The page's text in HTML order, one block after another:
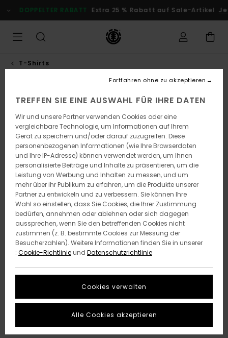
zur
Produktinformation
DOPPELTER RABATT Extra 25 % Rabatt auf Sale-Artikel
T-Shirts
TREFFEN SIE EINE AUSWAHL FÜR IHRE DATEN
Wir und unsere Partner verwenden Cookies oder eine
vergleichbare Technologie, um Informationen auf Ihrem
Gerät zu speichern und/oder darauf zuzugreifen. Diese
personenbezogenen Informationen (wie Ihre Browserdaten
und Ihre IP-Adresse) können verwendet werden, um Ihnen
personalisierte Beiträge und Inhalte zu präsentieren, um die
Leistung von Werbung und Inhalten zu messen, und um
mehr über ihr Publikum zu erfahren, um die Produkte unserer
Partner zu entwickeln und zu verbessern. Sie können Ihre
Wahl so einstellen, dass Sie Cookies, die Ihrer Zustimmung
bedürfen, annehmen oder ablehnen oder sich dagegen
aussprechen, wenn Sie den betreffenden Cookies nicht
zustimmen (z. B. bestimmte Cookies zur Messung der
Besucherzahlen). Weitere Informationen finden Sie in unserer
: Cookie-Richtlinieund Datenschutzrichtlinie
Cookies verwalten
Fortfahren ohne zu akzeptieren
Alle Cookies akzeptieren